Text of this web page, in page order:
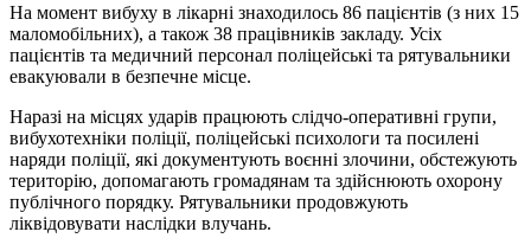
На момент вибуху в лікарні знаходилось 86 пацієнтів (з них 15
маломобільних), а також 38 працівників закладу. Усіх
пацієнтів та медичний персонал поліцейські та рятувальники
евакуювали в безпечне місце.
Наразі на місцях ударів працюють слідчо-оперативні групи,
вибухотехніки поліції, поліцейські психологи та посилені
наряди поліції, які документують воєнні злочини, обстежують
територію, допомагають громадянам та здійснюють охорону
публічного порядку. Рятувальники продовжують
ліквідовувати наслідки влучань.